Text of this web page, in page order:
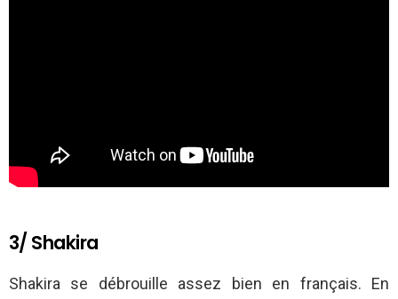
3/ Shakira
Shakira se débrouille assez bien en français. En